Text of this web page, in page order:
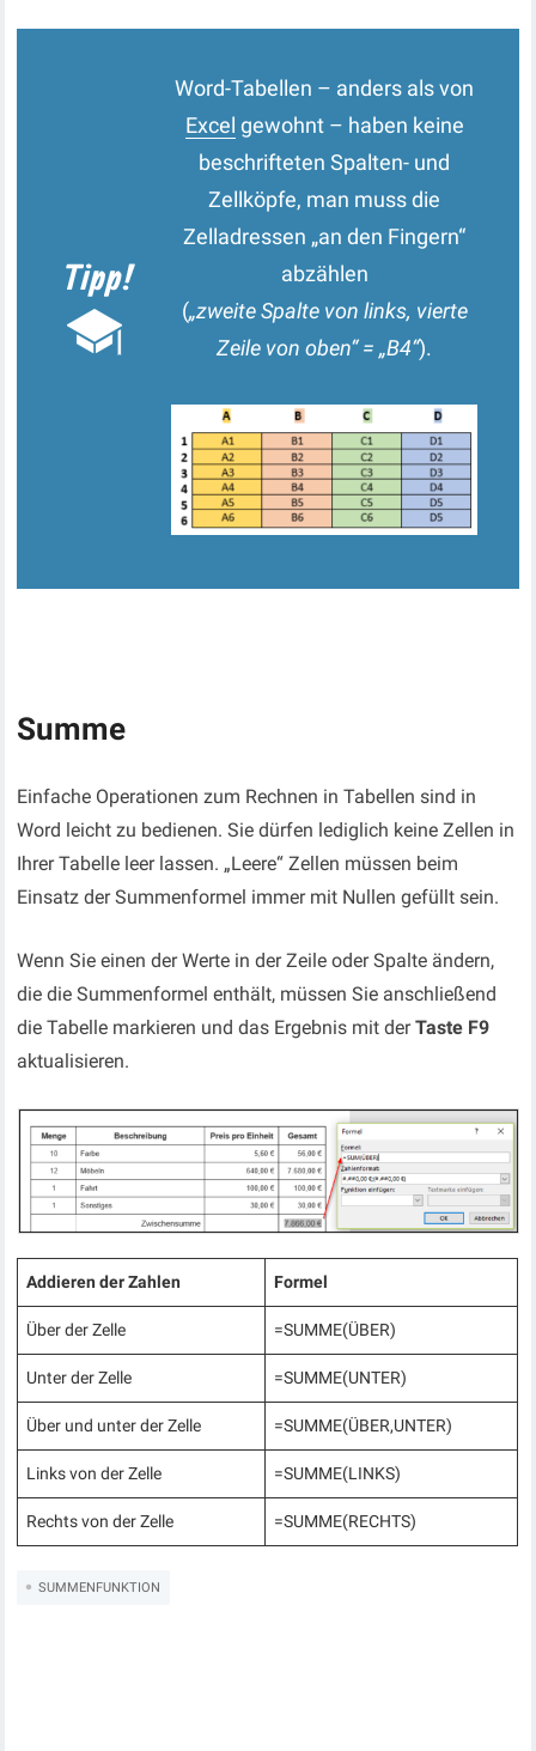
Word-Tabellen – anders als von
Excel gewohnt – haben keine
beschrifteten Spalten- und
Zellköpfe, man muss die
Zelladressen „an den Fingern“
abzählen
(„zweite Spalte von links, vierte
Zeile von oben“ = „B4“).
Summe
Einfache Operationen zum Rechnen in Tabellen sind in
Word leicht zu bedienen. Sie dürfen lediglich keine Zellen in
Ihrer Tabelle leer lassen. „Leere“ Zellen müssen beim
Einsatz der Summenformel immer mit Nullen gefüllt sein.
Wenn Sie einen der Werte in der Zeile oder Spalte ändern,
die die Summenformel enthält, müssen Sie anschließend
die Tabelle markieren und das Ergebnis mit derTaste F9
aktualisieren.
Addieren der Zahlen Formel
Über der Zelle =SUMME(ÜBER)
Unter der Zelle =SUMME(UNTER)
Über und unter der Zelle =SUMME(ÜBER,UNTER)
Links von der Zelle =SUMME(LINKS)
Rechts von der Zelle =SUMME(RECHTS)
SUMMENFUNKTION